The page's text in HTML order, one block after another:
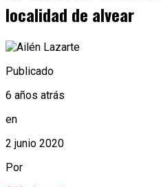
localidad de alvear
Publicado
6 años atrás
en
2 junio 2020
Por